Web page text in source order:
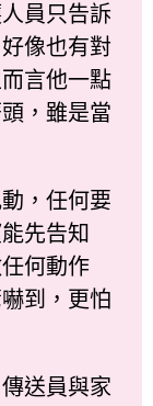
員只告訴
像也有對
言他一點
，雖是當
，任何要
先告知
何動作
到，更怕
送員與家